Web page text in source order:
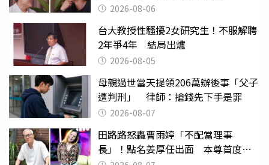
2026-08-06
台大教授性騷擾2女研究生！不服解聘
2年爭4年 結局出爐
2026-08-05
母親過世當天提領206萬辦後事「父子
遭判刑」 律師：搶錢先下手是罪
2026-08-07
田路路怒轟曹雨婷「不配當理事
長」！點名姜厚任出面 本尊首度回